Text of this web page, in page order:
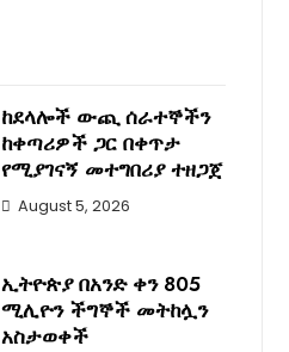
ከደላሎች ውጪ ሰራተኞችን
ከቀጣሪዎች ጋር በቀጥታ
የሚያገናኝ መተግበሪያ ተዘጋጀ
August 5, 2026
ኢትዮጵያ በአንድ ቀን 805
ሚሊዮን ችግኞች መትከሏን
አስታወቀች